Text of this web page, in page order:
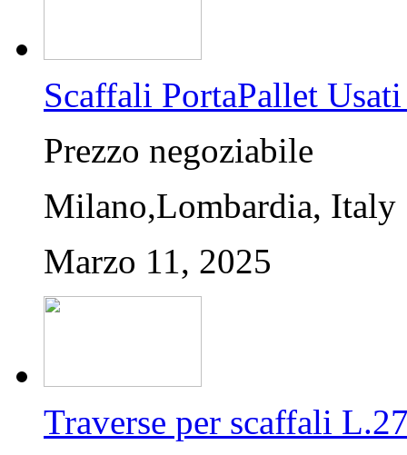
Scaffali PortaPallet
Prezzo negoziabile
Milano,Lombardia, Italy
Marzo 11, 2025
Traverse per scaffali